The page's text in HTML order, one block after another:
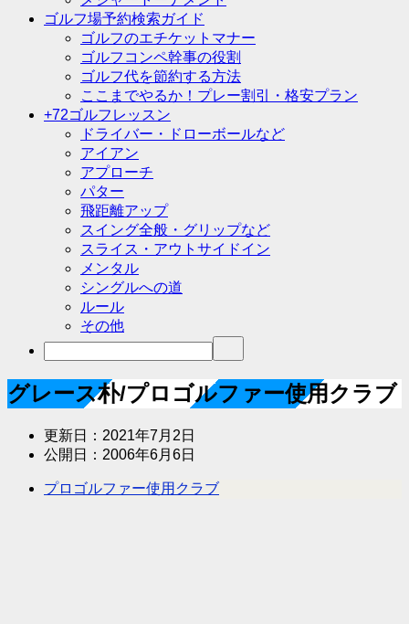
ゴルフ場予約検索ガイド
ゴルフのエチケットマナー
ゴルフコンペ幹事の役割
ゴルフ代を節約する方法
ここまでやるか！プレー割引・格安プラン
+72ゴルフレッスン
ドライバー・ドローボールなど
アイアン
アプローチ
パター
飛距離アップ
スイング全般・グリップなど
スライス・アウトサイドイン
メンタル
シングルへの道
ルール
その他
グレース朴/プロゴルファー使用クラブ
更新日： 2021年7月2日
公開日： 2006年6月6日
プロゴルファー使用クラブ